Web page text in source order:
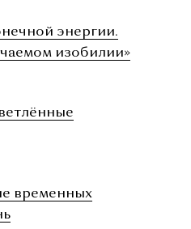
энергии.
изобилии»
временных